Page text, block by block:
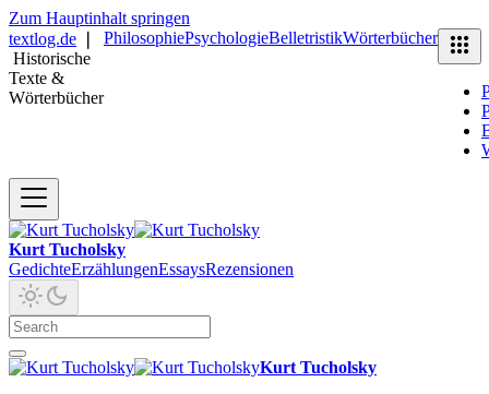
Zum Hauptinhalt springen
textlog.de
Historische
Texte &
Wörterbücher
PhilosophiePsychologieBelletristikWörterbücher
Kurt Tucholsky
GedichteErzählungenEssaysRezensionen
Kurt Tucholsky